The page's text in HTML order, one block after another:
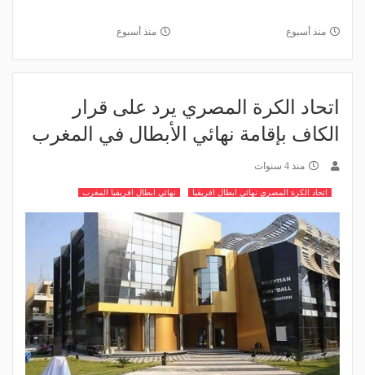
منذ أسبوع منذ أسبوع
اتحاد الكرة المصري يرد على قرار
الكاف بإقامة نهائي الأبطال في المغرب
منذ 4 سنوات
اتحاد الكرة المصري نهائي ابطال افريقيا نهائي ابطال افريقيا المغرب